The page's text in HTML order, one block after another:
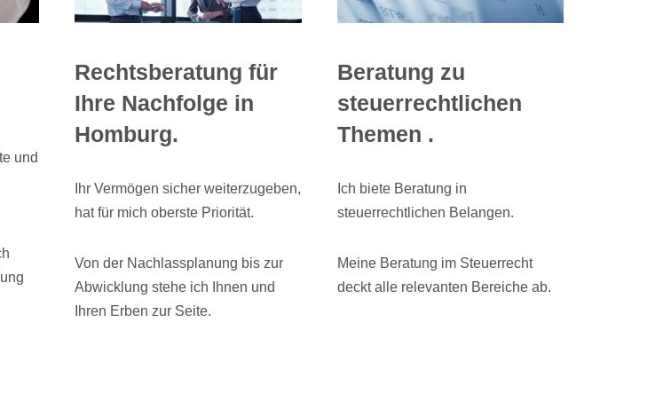
und
Rechtsberatung für
Ihre Nachfolge in
Homburg.
Ihr Vermögen sicher weiterzugeben,
hat für mich oberste Priorität.
Von der Nachlassplanung bis zur
Abwicklung stehe ich Ihnen und
Ihren Erben zur Seite.
Beratung zu
steuerrechtlichen
Themen .
Ich biete Beratung in
steuerrechtlichen Belangen.
Meine Beratung im Steuerrecht
deckt alle relevanten Bereiche ab.